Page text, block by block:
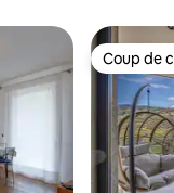
Coup de
Coup de